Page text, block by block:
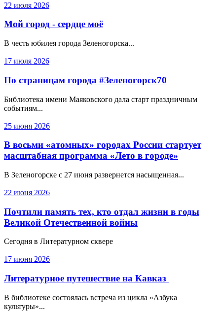
22 июля 2026
Мой город - сердце моё
В честь юбилея города Зеленогорска...
17 июля 2026
По страницам города #Зеленогорск70
Библиотека имени Маяковского дала старт праздничным
событиям...
25 июня 2026
В восьми «атомных» городах России стартует
масштабная программа «Лето в городе»
В Зеленогорске с 27 июня развернется насыщенная...
22 июня 2026
Почтили память тех, кто отдал жизни в годы
Великой Отечественной войны
Сегодня в Литературном сквере
17 июня 2026
Литературное путешествие на Кавказ
В библиотеке состоялась встреча из цикла «Азбука
культуры»...